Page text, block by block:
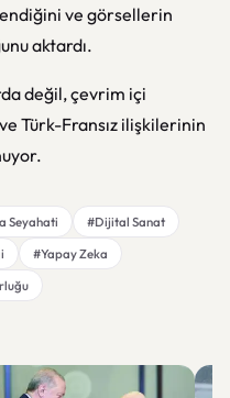
ve görsellerin
aktardı.
değil, çevrim içi
Türk-Fransız ilişkilerinin
Seyahati
#Dijital Sanat
#Yapay Zeka